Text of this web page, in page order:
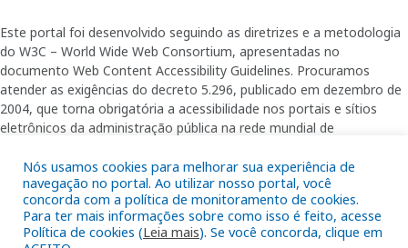
Nós usamos cookies para melhorar sua experiência de
navegação no portal. Ao utilizar nosso portal, você
concorda com a política de monitoramento de cookies.
Para ter mais informações sobre como isso é feito, acesse
Política de cookies (Leia mais). Se você concorda, clique em
Este portal foi desenvolvido seguindo as diretrizes e a metodologia
do W3C – World Wide Web Consortium, apresentadas no
documento Web Content Accessibility Guidelines. Procuramos
atender as exigências do decreto 5.296, publicado em dezembro de
2004, que torna obrigatória a acessibilidade nos portais e sítios
eletrônicos da administração pública na rede mundial de
garantindo-lhes o pleno acesso aos conteúdos disponíveis.
Além de validações automáticas, foram realizados testes em